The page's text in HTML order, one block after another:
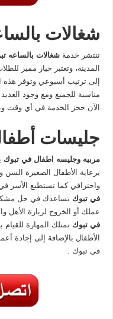
شغالات
تنتشر خدمةشغالات بالساعه
المدينة، وتعتبر خيار مميز
إلى ترتيب أسبوعي وتوفر هذه
مناسبة للجميع ومع وجود
الآن حجز الخدمة في أي وقت
جليسات
مربيه وجليسه اطفال في تبوك
برعاية الأطفال الصغيرة
واحترافي كما تستطيع الأسر
في تبوك تساعدك في حل
عملك أو الخروج لزيارة الأهل
في تبوك تمتلك المهارة
الأطفال بالإضافة إلى
في تبوك .